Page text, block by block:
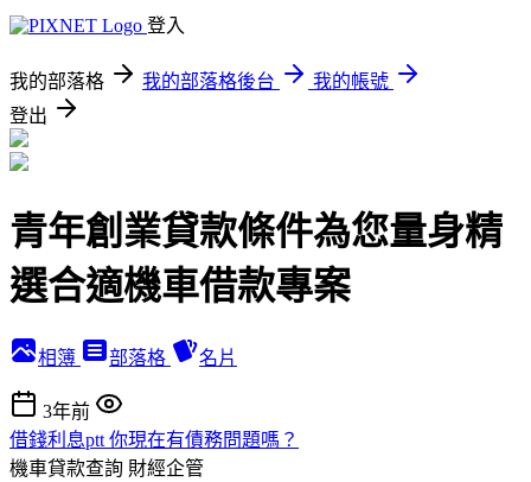
登入
我的部落格 我的部落格後台
我的帳號
登出
青年創業貸款條件為您量身精
選合適機車借款專案
相簿 部落格 名片
3年前
借錢利息ptt 你現在有債務問題嗎？
機車貸款查詢 財經企管